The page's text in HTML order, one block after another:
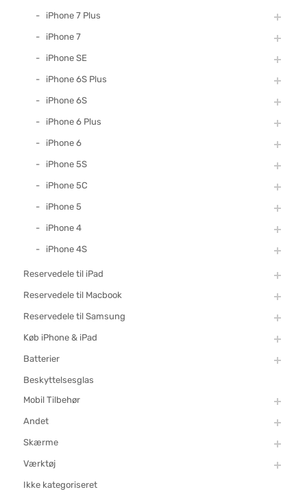
iPhone 7 Plus
iPhone 7
iPhone SE
iPhone 6S Plus
iPhone 6S
iPhone 6 Plus
iPhone 6
iPhone 5S
iPhone 5C
iPhone 5
iPhone 4
iPhone 4S
Reservedele til iPad
Reservedele til Macbook
Reservedele til Samsung
Køb iPhone & iPad
Batterier
Beskyttelsesglas
Mobil Tilbehør
Andet
Skærme
Værktøj
Ikke kategoriseret